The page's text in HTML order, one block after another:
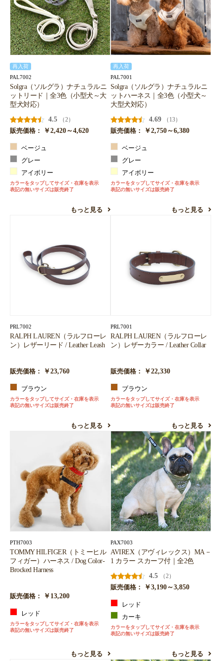
再入荷
PAL7002
Solgra（ソルグラ）ナチュラルニ
ットリード｜全3色（小型犬～大
型犬対応）
4.5
（2）
販売価格：
￥2,420～4,620
ベージュ
グレー
アイボリー
カラーをタップしてサイズ・在庫を表示
表記の無いサイズは販売終了
もっと見る
再入荷
PAL7001
Solgra（ソルグラ）ナチュラルニ
ットハーネス｜全3色（小型犬～
大型犬対応）
4.69
（13）
販売価格：
￥2,750～6,380
ベージュ
グレー
アイボリー
カラーをタップしてサイズ・在庫を表示
表記の無いサイズは販売終了
もっと見る
PRL7002
RALPH LAUREN（ラルフローレ
ン）レザーリード / Leather Leash
販売価格： ￥23,760
ブラウン
カラーをタップしてサイズ・在庫を表示
表記の無いサイズは販売終了
もっと見る
PRL7001
RALPH LAUREN（ラルフローレ
ン）レザーカラー / Leather Collar
販売価格： ￥22,330
ブラウン
カラーをタップしてサイズ・在庫を表示
表記の無いサイズは販売終了
もっと見る
PTH7003
TOMMY HILFIGER（トミーヒル
フィガー）ハーネス / Dog Color-
Brocked Harness
販売価格： ￥13,200
レッド
カラーをタップしてサイズ・在庫を表示
表記の無いサイズは販売終了
もっと見る
PAX7003
AVIREX（アヴィレックス）MA－
1 カラー スカーフ付｜全2色
4.5
（2）
販売価格：
￥3,190～3,850
レッド
カーキ
カラーをタップしてサイズ・在庫を表示
表記の無いサイズは販売終了
もっと見る